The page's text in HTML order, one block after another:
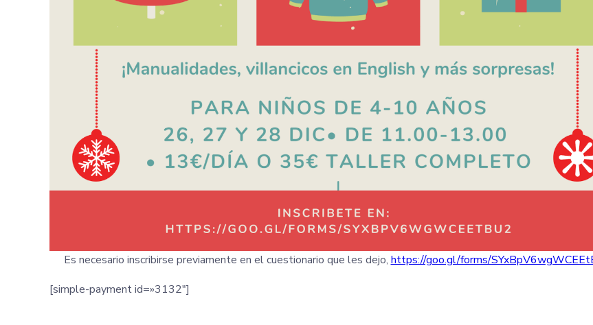
Es necesario inscribirse previamente en el cuestionario que les dejo, https://goo.gl/forms/
[simple-payment id=»3132″]